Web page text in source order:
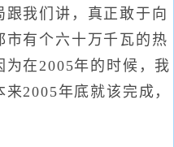
我们讲，真正敢于向
市有个六十万千瓦的热
在2005年的时候，我
2005年底就该完成，